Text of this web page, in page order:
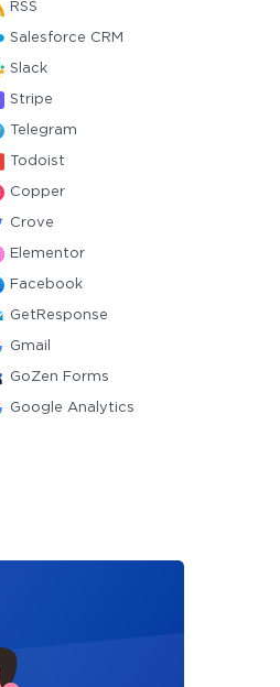
RSS
Salesforce CRM
Slack
Stripe
Telegram
Todoist
Copper
Crove
Elementor
Facebook
GetResponse
Gmail
GoZen Forms
Google Analytics